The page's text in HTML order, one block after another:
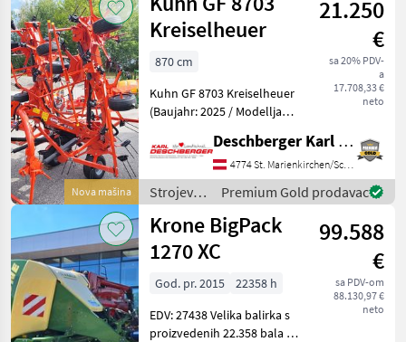
za travu i
baliranje
/ Claas
Nova mašina
Kreiselheuer
21.250
€
sa 20% PDV-
a
17.708,33 €
neto
870 cm
Kuhn GF 8703 Kreiselheuer
(Baujahr: 2025 / Modelljahr:
Kreiseln mit je 6
Zinkenarmen (verstärkt
und mit
Zinkenverlustsicherung),
Hydraulische V
Deschberger Karl Landtechnik GesmbH & Co KG
4774 St. Marienkirchen/Schärding
Strojevi i
oprema
za travu i
baliranje
/ Kuhn
Premium Gold prodavac
Krone BigPack
1270 XC
99.588
€
sa PDV-om
88.130,97 €
neto
God. pr. 2015
22358 h
EDV: 27438 Velika balirka s
proizvedenih 22.358 bala - s